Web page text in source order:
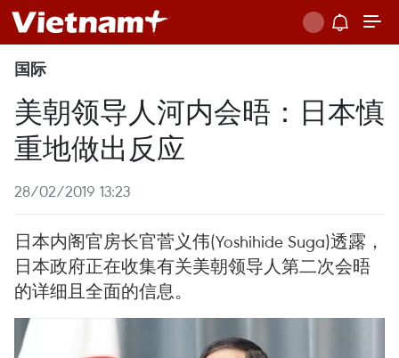
国际
美朝领导人河内会晤：日本慎
重地做出反应
28/02/2019 13:23
日本内阁官房长官菅义伟(Yoshihide Suga)透露，
日本政府正在收集有关美朝领导人第二次会晤
的详细且全面的信息。